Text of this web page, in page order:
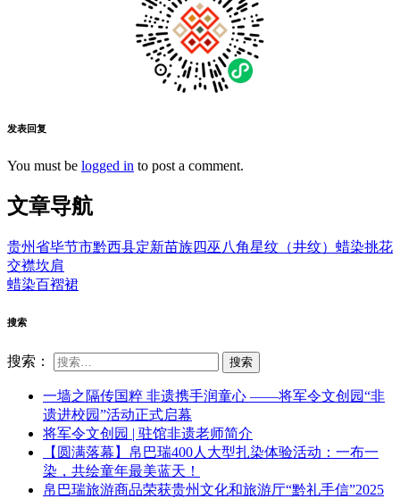
发表回复
You must be logged in to post a comment.
文章导航
贵州省毕节市黔西县定新苗族四巫八角星纹（井纹）蜡染挑花
交襟坎肩
蜡染百褶裙
搜索
搜索：
一墙之隔传国粹 非遗携手润童心 ——将军令文创园“非
遗进校园”活动正式启幕
将军令文创园 | 驻馆非遗老师简介
【圆满落幕】帛巴瑞400人大型扎染体验活动：一布一
染，共绘童年最美蓝天！
帛巴瑞旅游商品荣获贵州文化和旅游厅“黔礼手信”2025